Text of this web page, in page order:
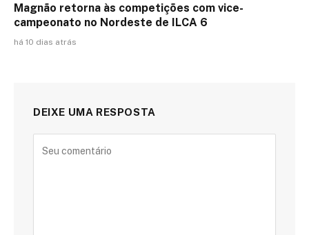
Magnão retorna às competições com vice-
campeonato no Nordeste de ILCA 6
há 10 dias atrás
DEIXE UMA RESPOSTA